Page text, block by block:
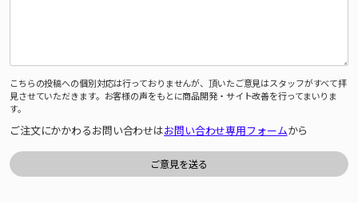
こちらの投稿への個別対応は行っておりませんが、頂いたご意見はスタッフがすべて拝
見させていただきます。お客様の声をもとに商品開発・サイト改善を行ってまいりま
す。
ご注文にかかわるお問い合わせはお問い合わせ専用フォームから